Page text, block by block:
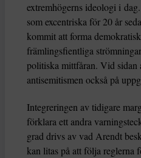
extremhögerns ideologi i
som excentriska för 20 år
kommit att forma
främlingsfientliga
politiska mittfåran. Vid sidan
antisemitismen också på
Integreringen av tidigare
förklara ett andra
grad drivs av vad Arendt
kan litas på att följa reglerna